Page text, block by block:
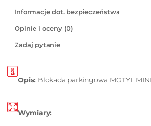
Informacje dot. bezpieczeństwa
Opinie i oceny (0)
Zadaj pytanie
Opis: Blokada parkingowa MOTYL
Wymiary: